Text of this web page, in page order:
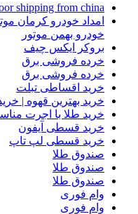
shipping from china
امداد خودرو کرمان
خودرو بهمن موتور
بروکر ایکس چیف
خرده فروشی برق
خرده فروشی برق
خرید اقساطی تبلت
خرید بهترین قهوه |
خرید طلا با اجرت
خرید قسطی آیفون
خرید قسطی لپ تاپ
صندوق طلا
صندوق طلا
صندوق طلا
وام فوری
وام فوری